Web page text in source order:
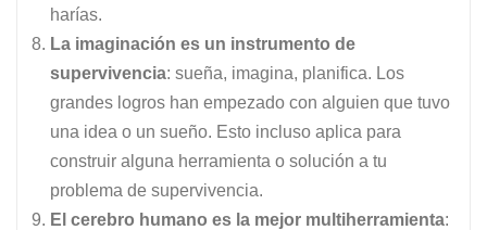
harías.
La imaginación es un instrumento de
supervivencia: sueña, imagina, planifica. Los
grandes logros han empezado con alguien que tuvo
una idea o un sueño. Esto incluso aplica para
construir alguna herramienta o solución a tu
problema de supervivencia.
El cerebro humano es la mejor multiherramienta: